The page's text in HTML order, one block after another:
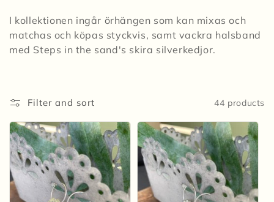
n
:
I kollektionen ingår örhängen som kan mixas och
matchas och köpas styckvis, samt vackra halsband
med Steps in the sand's skira silverkedjor.
Filter and sort 44 products